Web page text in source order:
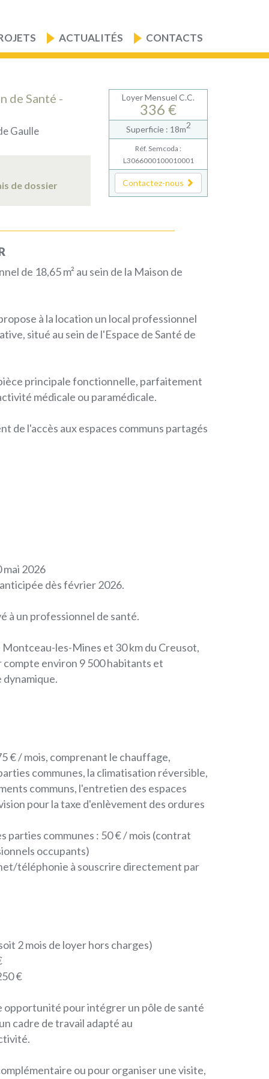
ACTUALITÉS CONTACTS
de Santé -
Gaulle
de dossier
Loyer Mensuel C.C.
336 €
Superficie : 18m2
Réf. Semcoda :
L3066000100010001
Contactez-nous
de 18,65 m² au sein de la Maison de
à la location un local professionnel
situé au sein de l'Espace de Santé de
principale fonctionnelle, parfaitement
médicale ou paramédicale.
de l'accès aux espaces communs partagés
mai 2026
dès février 2026.
à un professionnel de santé.
Montceau-les-Mines et 30 km du Creusot,
compte environ 9 500 habitants et
dynamique.
€ / mois, comprenant le chauffage,
communes, la climatisation réversible,
communs, l'entretien des espaces
pour la taxe d'enlèvement des ordures
parties communes : 50 € / mois (contrat
occupants)
téléphonie à souscrire directement par
2 mois de loyer hors charges)
€
opportunité pour intégrer un pôle de santé
cadre de travail adapté au
ou pour organiser une visite,